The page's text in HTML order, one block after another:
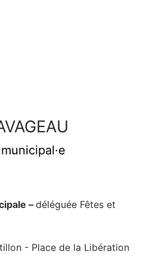
– déléguée Fêtes et
- Place de la Libération